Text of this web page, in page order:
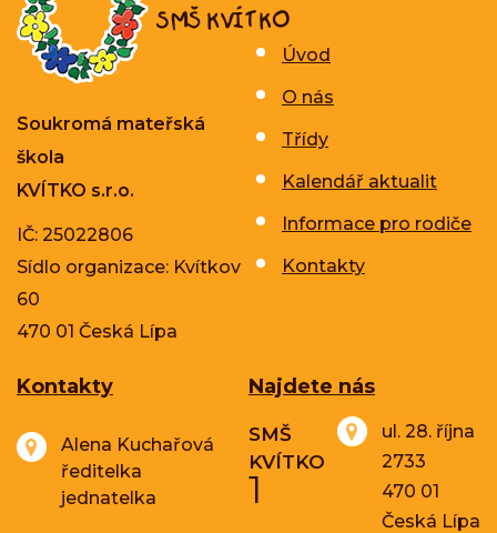
Soukromá mateřská
škola
KVÍTKO s.r.o.
IČ: 25022806
Sídlo organizace: Kvítkov
60
470 01 Česká Lípa
Úvod
O nás
Třídy
Kalendář aktualit
Informace pro rodiče
Kontakty
Kontakty
Alena Kuchařová
ředitelka
jednatelka
Najdete nás
SMŠ
KVÍTKO
1
ul. 28. října
2733
470 01
Česká Lípa